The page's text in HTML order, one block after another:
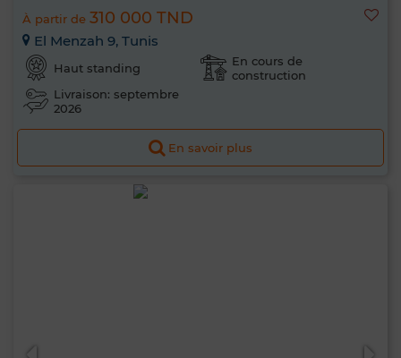
À partir de 310 000 TND
El Menzah 9, Tunis
Haut standing
En cours de
construction
Livraison: septembre
2026
En savoir plus